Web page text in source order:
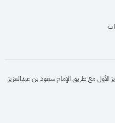
opens in new window
الأول مع طريق الإمام سعود بن عبدالعزيز